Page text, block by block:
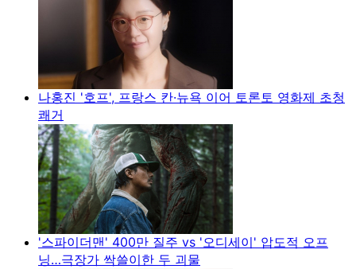
나홍진 '호프', 프랑스 칸·뉴욕 이어 토론토 영화제 초청
쾌거
'스파이더맨' 400만 질주 vs '오디세이' 압도적 오프
닝…극장가 싹쓸이한 두 괴물